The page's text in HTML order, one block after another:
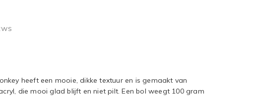
heeft een mooie, dikke textuur en is gemaakt van
die mooi glad blijft en niet pilt. Een bol weegt 100 gram